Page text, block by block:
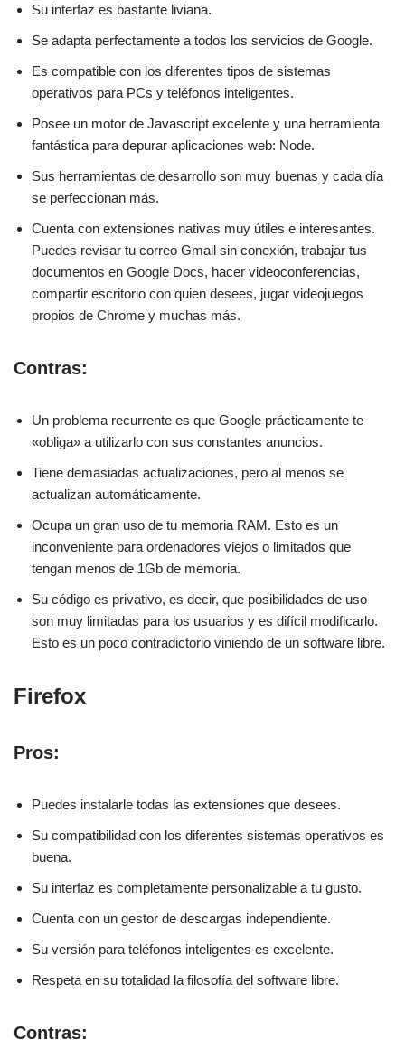
Su interfaz es bastante liviana.
Se adapta perfectamente a todos los servicios de Google.
Es compatible con los diferentes tipos de sistemas
operativos para PCs y teléfonos inteligentes.
Posee un motor de Javascript excelente y una herramienta
fantástica para depurar aplicaciones web: Node.
Sus herramientas de desarrollo son muy buenas y cada día
se perfeccionan más.
Cuenta con extensiones nativas muy útiles e interesantes.
Puedes revisar tu correo Gmail sin conexión, trabajar tus
documentos en Google Docs, hacer videoconferencias,
compartir escritorio con quien desees, jugar videojuegos
propios de Chrome y muchas más.
Contras:
Un problema recurrente es que Google prácticamente te
«obliga» a utilizarlo con sus constantes anuncios.
Tiene demasiadas actualizaciones, pero al menos se
actualizan automáticamente.
Ocupa un gran uso de tu memoria RAM. Esto es un
inconveniente para ordenadores viejos o limitados que
tengan menos de 1Gb de memoria.
Su código es privativo, es decir, que posibilidades de uso
son muy limitadas para los usuarios y es difícil modificarlo.
Esto es un poco contradictorio viniendo de un software libre.
Firefox
Pros:
Puedes instalarle todas las extensiones que desees.
Su compatibilidad con los diferentes sistemas operativos es
buena.
Su interfaz es completamente personalizable a tu gusto.
Cuenta con un gestor de descargas independiente.
Su versión para teléfonos inteligentes es excelente.
Respeta en su totalidad la filosofía del software libre.
Contras: